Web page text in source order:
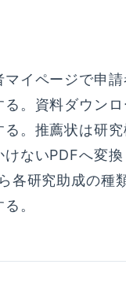
イページで申
る。資料ダウン
。推薦状は研
ないPDFへ変
各研究助成の種
。